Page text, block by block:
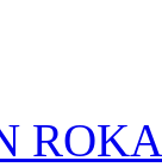
ROKA